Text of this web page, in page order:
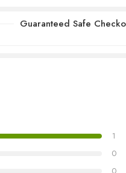
Guaranteed Safe
1
0